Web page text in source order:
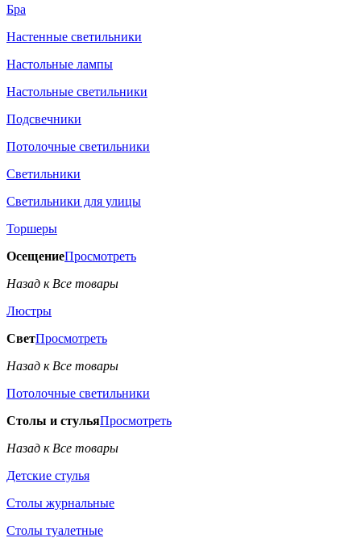
Бра
Настенные светильники
Настольные лампы
Настольные светильники
Подсвечники
Потолочные светильники
Светильники
Светильники для улицы
Торшеры
ОсещениеПросмотреть
Назад к Все товары
Люстры
СветПросмотреть
Назад к Все товары
Потолочные светильники
Столы и стульяПросмотреть
Назад к Все товары
Детские стулья
Столы журнальные
Столы туалетные